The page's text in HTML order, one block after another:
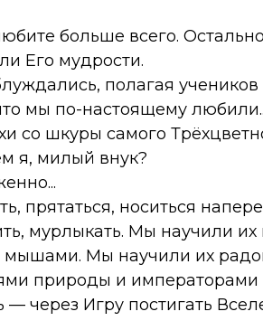
больше всего.
Его мудрости.
полагая
мы по-настоящему
со шкуры самого
я, милый внук?
прятаться, носиться
мурлыкать. Мы научили их
Мы научили их
природы и императорами
через Игру постигать